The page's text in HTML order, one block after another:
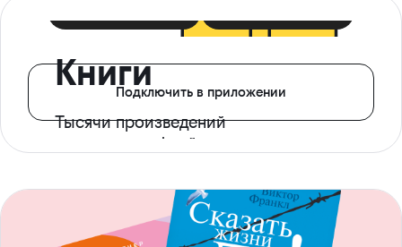
Книги
Тысячи произведений
с доступом офлайн
Подключить в приложении